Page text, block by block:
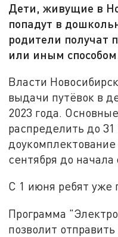
Дети, живущие в
попадут в
родители получат
или иным
Власти
выдачи путёвок в
2023 года.
распределить до 31
сентября до начала
С 1 июня ребят уже
Программа
позволит